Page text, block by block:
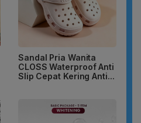
Sandal Pria Wanita
CLOSS Waterproof Anti
Slip Cepat Kering Anti...